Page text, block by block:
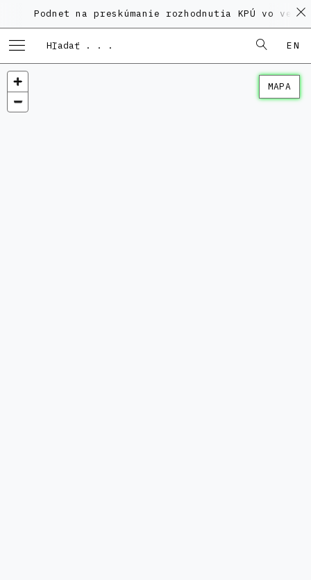
Podnet na preskúmanie rozhodnutia KPÚ vo veci
EN
MAPA